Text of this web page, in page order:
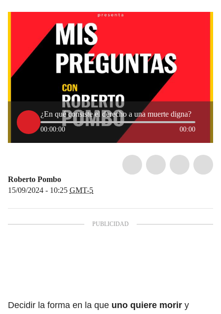
¿En qué consiste el derecho a una muerte digna?
00:00:00 00:00
Roberto Pombo
15/09/2024 - 10:25 GMT-5
Decidir la forma en la que uno quiere morir y